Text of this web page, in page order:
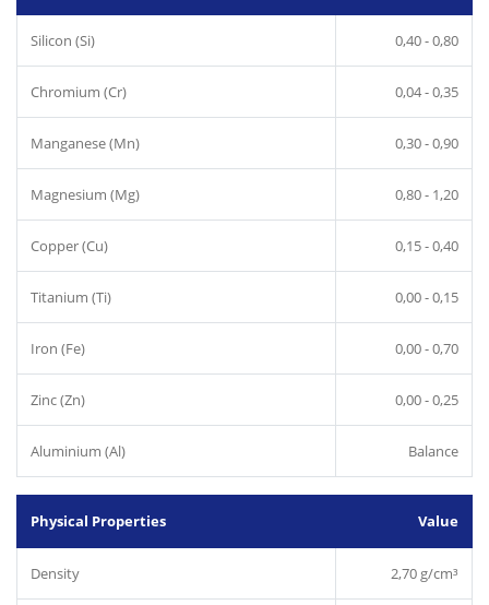
Silicon (Si) 0,40 - 0,80
Chromium (Cr) 0,04 - 0,35
Manganese (Mn) 0,30 - 0,90
Magnesium (Mg) 0,80 - 1,20
Copper (Cu) 0,15 - 0,40
Titanium (Ti) 0,00 - 0,15
Iron (Fe) 0,00 - 0,70
Zinc (Zn) 0,00 - 0,25
Aluminium (Al) Balance
Physical Properties Value
Density 2,70 g/cm³